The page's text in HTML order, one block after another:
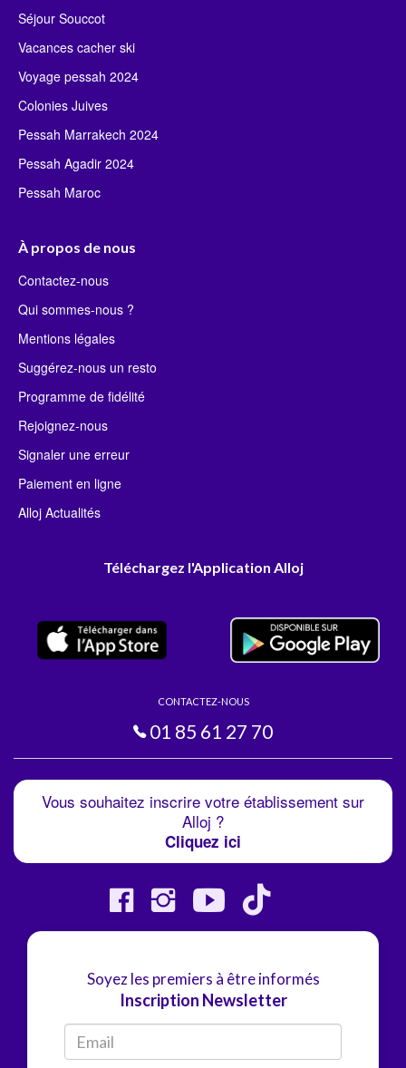
Séjour Souccot
Vacances cacher ski
Voyage pessah 2024
Colonies Juives
Pessah Marrakech 2024
Pessah Agadir 2024
Pessah Maroc
À propos de nous
Contactez-nous
Qui sommes-nous ?
Mentions légales
Suggérez-nous un resto
Programme de fidélité
Rejoignez-nous
Signaler une erreur
Paiement en ligne
Alloj Actualités
Téléchargez l'Application Alloj
CONTACTEZ-NOUS
01 85 61 27 70
Vous souhaitez inscrire votre établissement sur
Alloj ?
Cliquez ici
Soyez les premiers à être informés
Inscription Newsletter